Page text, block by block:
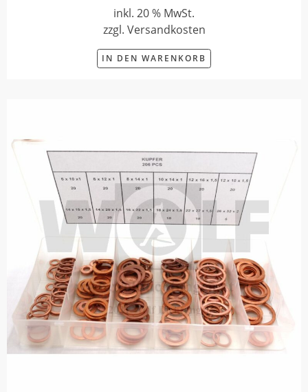
inkl. 20 % MwSt.
zzgl. Versandkosten
IN DEN WARENKORB